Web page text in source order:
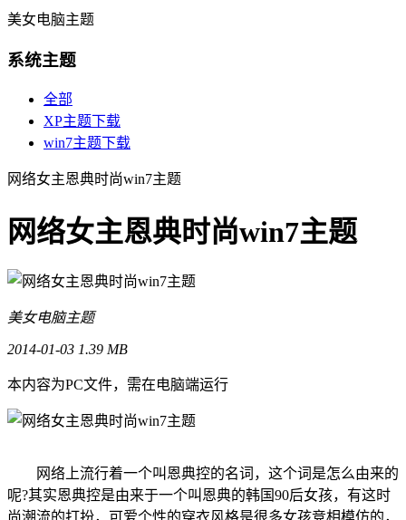
美女电脑主题
系统主题
全部
XP主题下载
win7主题下载
网络女主恩典时尚win7主题
网络女主恩典时尚win7主题
美女电脑主题
2014-01-03 1.39 MB
本内容为PC文件，需在电脑端运行
网络上流行着一个叫恩典控的名词，这个词是怎么由来的
呢?其实恩典控是由来于一个叫恩典的韩国90后女孩，有这时